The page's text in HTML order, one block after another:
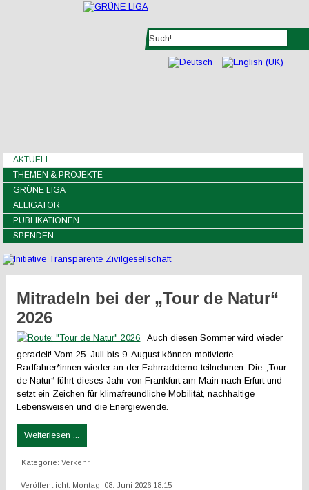
AKTUELL
THEMEN & PROJEKTE
GRÜNE LIGA
ALLIGATOR
PUBLIKATIONEN
SPENDEN
Mitradeln bei der „Tour de Natur“
2026
Auch diesen Sommer wird wieder
geradelt! Vom 25. Juli bis 9. August können motivierte
Radfahrer*innen wieder an der Fahrraddemo teilnehmen. Die „Tour
de Natur“ führt dieses Jahr von Frankfurt am Main nach Erfurt und
setzt ein Zeichen für klimafreundliche Mobilität, nachhaltige
Lebensweisen und die Energiewende.
Weiterlesen ...
Kategorie:Verkehr
Veröffentlicht: Montag, 08. Juni 2026 18:15